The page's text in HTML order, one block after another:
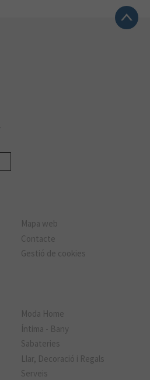
Mapa web
Contacte
Gestió de cookies
Moda Home
Íntima - Bany
Sabateries
Llar, Decoració i Regals
Serveis